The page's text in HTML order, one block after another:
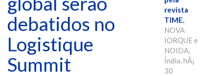
debatidos no
Logistique
Summit
revista
TIME.
NOVA
IORQUE e
NOIDA,
Índia, hÃ¡
30